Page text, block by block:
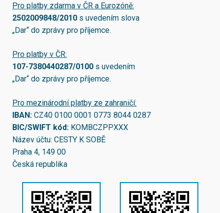
Pro platby zdarma v ČR a Eurozóně:
2502009848/2010 s uvedením slova
„Dar“ do zprávy pro příjemce.
Pro platby v ČR:
107-7380440287/0100 s uvedením
„Dar“ do zprávy pro příjemce.
Pro mezinárodní platby ze zahraničí:
IBAN: CZ40 0100 0001 0773 8044 0287
BIC/SWIFT kód: KOMBCZPPXXX
Název účtu: CESTY K SOBĚ
Praha 4, 149 00
Česká republika